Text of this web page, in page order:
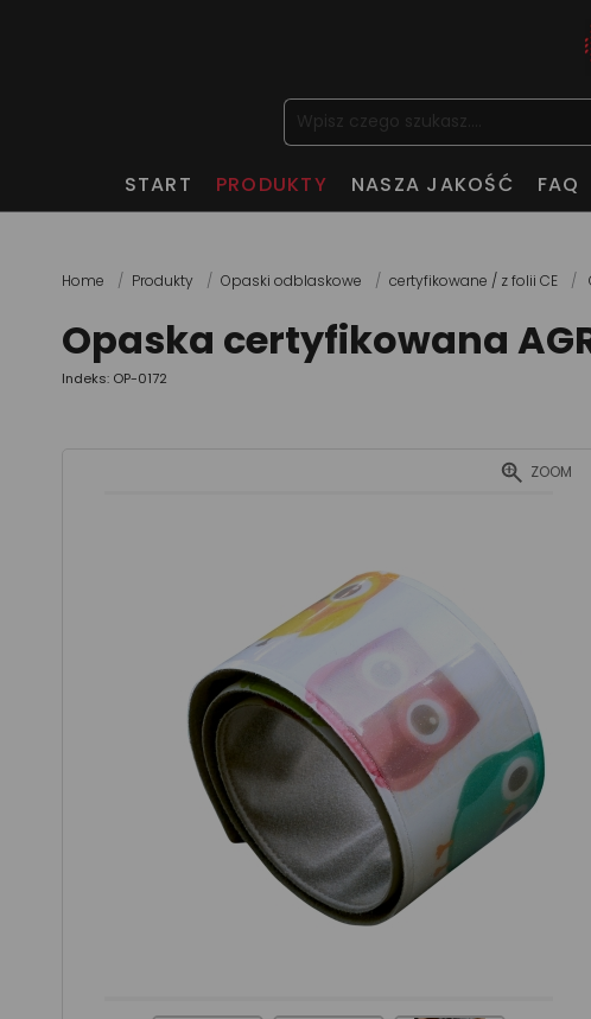
START PRODUKTY NASZA JAKOŚĆ FAQ
Home Produkty Opaski odblaskowe certyfikowane / z folii CE
Opaska certyfikowana
Indeks: OP-0172
ZOOM